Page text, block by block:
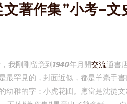
文著作集”小考–
我剛剛留意到1940年月開交流通書
最罕見的，封面近似，都是羊毫手
幼稚的字：小虎花圃。應當是沈從